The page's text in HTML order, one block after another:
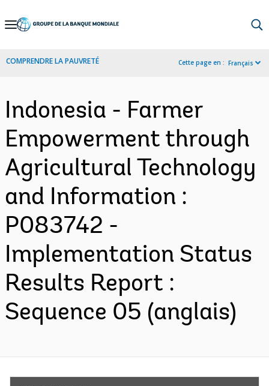
Skip
Navigation
COMPRENDRE LA PAUVRETÉ Cette page en : Français
Indonesia - Farmer
Empowerment through
Agricultural Technology
and Information :
P083742 -
Implementation Status
Results Report :
Sequence 05 (anglais)